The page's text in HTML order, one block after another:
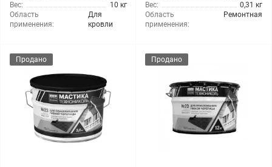
Вес:
10 кг
Область
применения:
Для
кровли
Вес:
0,31 кг
Область
применения:
Ремонтная
Продано Продано